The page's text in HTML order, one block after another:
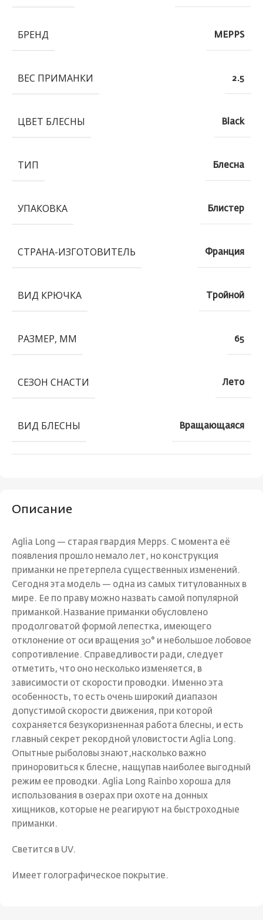
Описание
Aglia Long — cтарая гвардия Mepps. С момента её
появления прошло немало лет, но конструкция
приманки не претерпела существенных изменений.
Сегодня эта модель — одна из самых титулованных в
мире. Ее по праву можно назвать самой популярной
приманкой.Название приманки обусловлено
продолговатой формой лепестка, имеющего
отклонение от оси вращения 30° и небольшое лобовое
сопротивление. Справедливости ради, следует
отметить, что оно несколько изменяется, в
зависимости от скорости проводки. Именно эта
особенность, то есть очень широкий диапазон
допустимой скорости движения, при которой
сохраняется безукоризненная работа блесны, и есть
главный секрет рекордной уловистости Aglia Long.
Опытные рыболовы знают,насколько важно
приноровиться к блесне, нащупав наиболее выгодный
режим ее проводки. Aglia Long Rainbo хороша для
использования в озерах при охоте на донных
хищников, которые не реагируют на быстроходные
приманки.
Светится в UV.
Имеет голографическое покрытие.
БРЕНД MEPPS
ВЕС ПРИМАНКИ 2.5
ЦВЕТ БЛЕСНЫ Black
ТИП Блесна
УПАКОВКА Блистер
СТРАНА-ИЗГОТОВИТЕЛЬ Франция
ВИД КРЮЧКА Тройной
РАЗМЕР, ММ 65
СЕЗОН СНАСТИ Лето
ВИД БЛЕСНЫ Вращающаяся